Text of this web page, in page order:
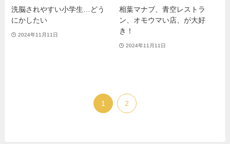
洗脳されやすい小学生…どう
にかしたい
2024年11月11日
相葉マナブ、青空レストラ
ン、オモウマい店、が大好
き！
2024年11月11日
1 2